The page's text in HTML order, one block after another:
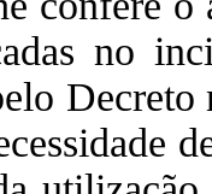
no
Decreto